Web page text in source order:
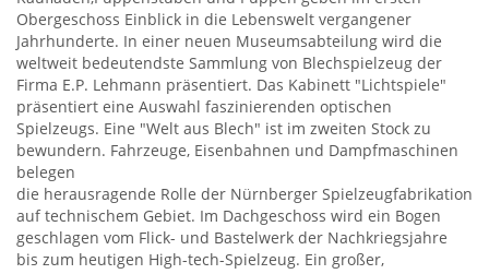
Obergeschoss Einblick in die Lebenswelt vergangener
Jahrhunderte. In einer neuen Museumsabteilung wird die
weltweit bedeutendste Sammlung von Blechspielzeug der
Firma E.P. Lehmann präsentiert. Das Kabinett "Lichtspiele"
präsentiert eine Auswahl faszinierenden optischen
Spielzeugs. Eine "Welt aus Blech" ist im zweiten Stock zu
bewundern. Fahrzeuge, Eisenbahnen und Dampfmaschinen
belegen
die herausragende Rolle der Nürnberger Spielzeugfabrikation
auf technischem Gebiet. Im Dachgeschoss wird ein Bogen
geschlagen vom Flick- und Bastelwerk der Nachkriegsjahre
bis zum heutigen High-tech-Spielzeug. Ein großer,